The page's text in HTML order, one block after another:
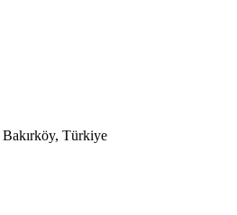
Türkiye